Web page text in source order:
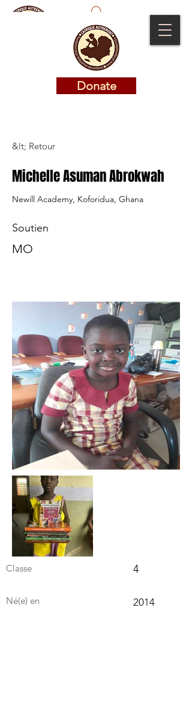
Donate
Donate
&lt; Retour
Michelle Asuman Abrokwah
Newill Academy, Koforidua, Ghana
Soutien
MO
Classe 4
Né(e) en 2014